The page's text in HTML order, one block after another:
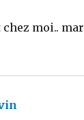
moi..